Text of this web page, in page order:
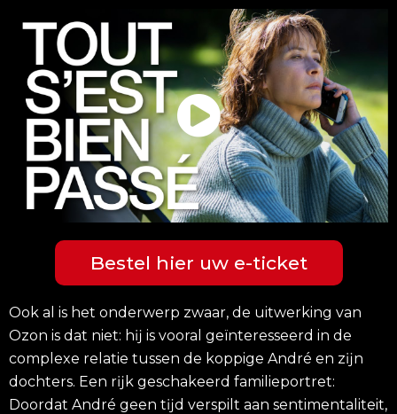
Bestel hier uw e-ticket
Ook al is het onderwerp zwaar, de uitwerking van
Ozon is dat niet: hĳ is vooral geïnteresseerd in de
complexe relatie tussen de koppige André en zĳn
dochters. Een rĳk geschakeerd familieportret:
Doordat André geen tĳd verspilt aan sentimentaliteit,